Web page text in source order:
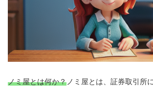
ノミ屋とは何か？ ノミ屋とは、証券取引所